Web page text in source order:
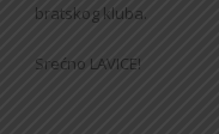
bratskog kluba.
Srećno LAVICE!